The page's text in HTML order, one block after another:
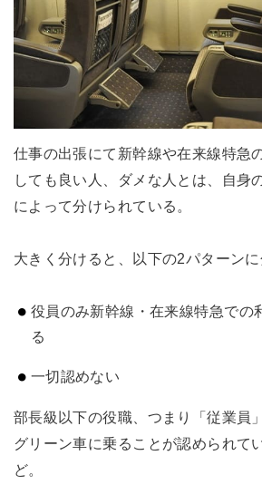
仕事の出張にて新幹線や在来線特急
しても良い人、ダメな人とは、自身
によって分けられている。
大きく分けると、以下の2パターンに
役員のみ新幹線・在来線特急での
る
一切認めない
部長級以下の役職、つまり「従業員
グリーン車に乗ることが認められて
ど。